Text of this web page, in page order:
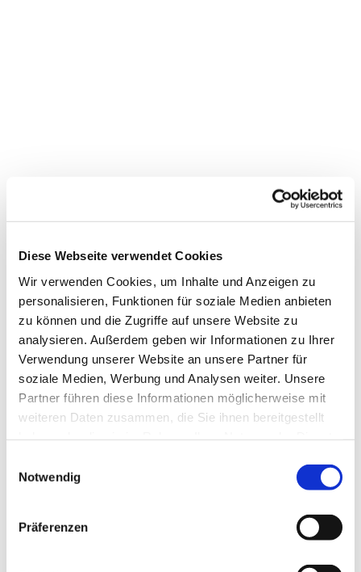
Diese Webseite verwendet Cookies
Wir verwenden Cookies, um Inhalte und Anzeigen zu
personalisieren, Funktionen für soziale Medien anbieten
zu können und die Zugriffe auf unsere Website zu
analysieren. Außerdem geben wir Informationen zu Ihrer
Verwendung unserer Website an unsere Partner für
soziale Medien, Werbung und Analysen weiter. Unsere
Partner führen diese Informationen möglicherweise mit
weiteren Daten zusammen, die Sie ihnen bereitgestellt
Notwendig
Präferenzen
Dies könnte Sie auch
interessieren